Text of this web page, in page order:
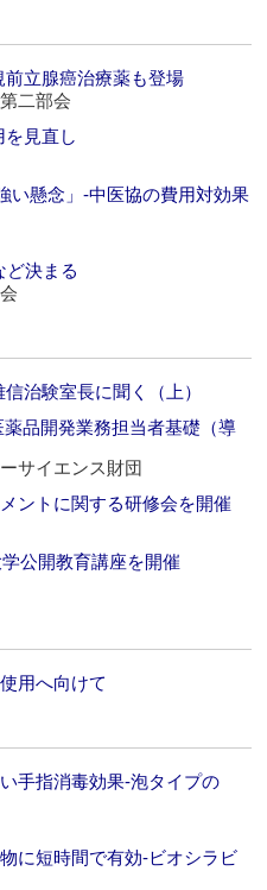
前立腺癌治療薬も登場
二部会
を見直し
い懸念」‐中医協の費用対効果
ど決まる
治験室長に聞く（上）
薬品開発業務担当者基礎（導
サイエンス財団
ントに関する研修会を開催
公開教育講座を開催
用へ向けて
手指消毒効果‐泡タイプの
に短時間で有効‐ビオシラビ